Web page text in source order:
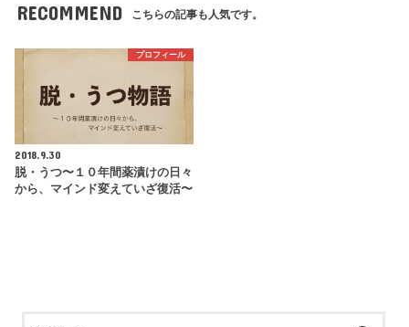
RECOMMEND こちらの記事も人気です。
プロフィール
2018.9.30
脱・うつ〜１０年間薬漬けの日々
から、マインド変えていざ復活〜